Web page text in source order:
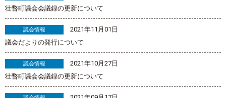
壮瞥町議会会議録の更新について
議会情報
2021年11月01日
議会だよりの発行について
議会情報
2021年10月27日
壮瞥町議会会議録の更新について